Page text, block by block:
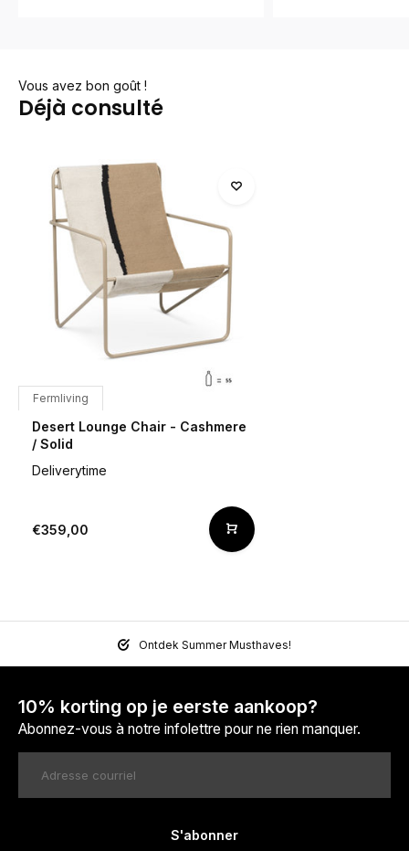
Vous avez bon goût !
Déjà consulté
Fermliving
Desert Lounge Chair - Cashmere
/ Solid
Deliverytime
€359,00
Ontdek Summer Musthaves!
10% korting op je eerste aankoop?
Abonnez-vous à notre infolettre pour ne rien manquer.
S'abonner